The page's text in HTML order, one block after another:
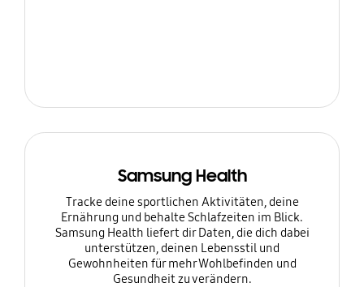
Samsung Health
Tracke deine sportlichen Aktivitäten, deine
Ernährung und behalte Schlafzeiten im Blick.
Samsung Health liefert dir Daten, die dich dabei
unterstützen, deinen Lebensstil und
Gewohnheiten für mehr Wohlbefinden und
Gesundheit zu verändern.